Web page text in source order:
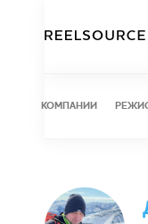
КОМПАНИИ